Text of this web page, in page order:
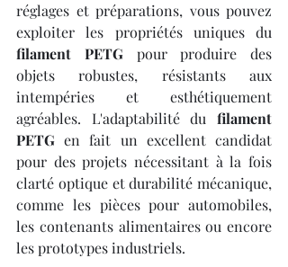
réglages et préparations, vous pouvez
filament PETG pour produire des
objets robustes, résistants aux
intempéries et esthétiquement
agréables. L'adaptabilité du filament
PETG en fait un excellent candidat
pour des projets nécessitant à la fois
clarté optique et durabilité mécanique,
comme les pièces pour automobiles,
les contenants alimentaires ou encore
les prototypes industriels.